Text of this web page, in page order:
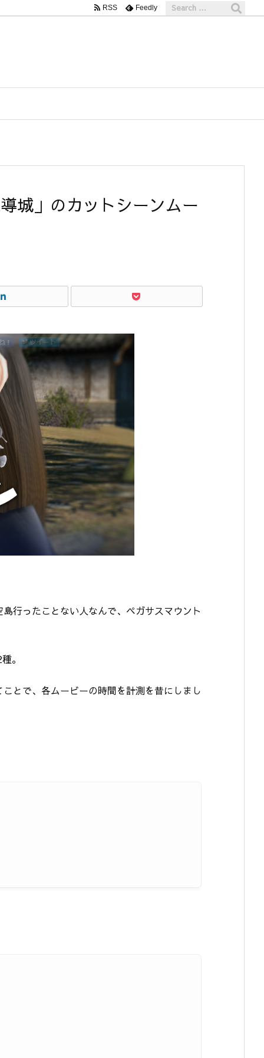
RSS Feedly
城」のカットシーンムー
行ったことない人なんで、ペガサスマウント
。
とで、各ムービーの時間を計測を昔にしまし